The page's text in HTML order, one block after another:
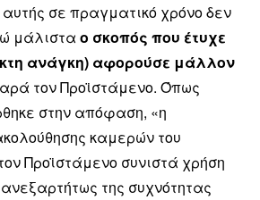
σε πραγματικό χρόνο δεν
μάλιστα ο σκοπός που έτυχε
ανάγκη) αφορούσε μάλλον
τον Προϊστάμενο. Όπως
στην απόφαση, «η
καμερών του
Προϊστάμενο συνιστά χρήση
της συχνότητας